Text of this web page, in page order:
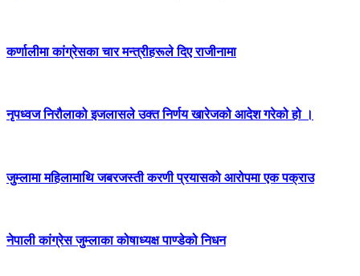
कर्णालीमा कांग्रेसका चार मन्त्रीहरूले दिए राजीनामा
नृपध्वज निरौलाको इजलासले उक्त निर्णय खारेजको आदेश गरेको हो ।
जुम्लामा महिलामाथि जबरजस्ती करणी प्रयासको आरोपमा एक पक्राउ
नेपाली कांग्रेस जुम्लाका कोषाध्यक्ष पाण्डेको निधन